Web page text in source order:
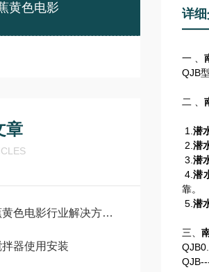
黄色电影
章
案：市政污水处理、工业废水治理全场景应用指南
器使用安装
详
一 、
QJB
二 、
1. 潜
2. 潜
3. 潜
4.潜
靠。
5. 潜
三、